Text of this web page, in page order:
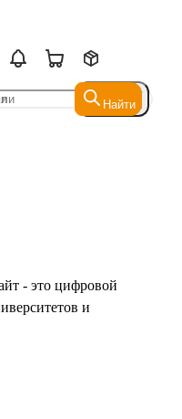
Найти
Найти
- это цифровой
и